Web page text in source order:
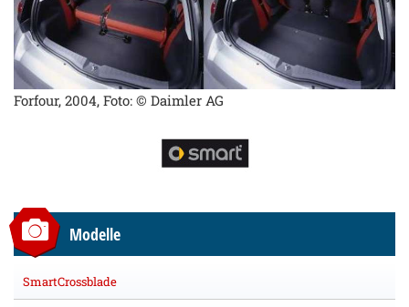
Forfour, 2004, Foto: © Daimler AG
Modelle
SmartCrossblade